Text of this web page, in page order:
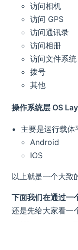
访问相机
访问 GPS
访问通讯录
访问相册
访问文件系统
拨号
其他
操作系统层 OS
主要是运行载体
Android
IOS
以上就是一个大致
下面我们在通过一
还是先给大家看一